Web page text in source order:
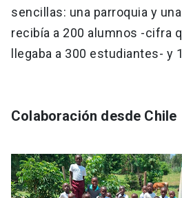
sencillas: una parroquia y
recibía a 200 alumnos -cifra
llegaba a 300 estudiantes- y
Colaboración desde Chile